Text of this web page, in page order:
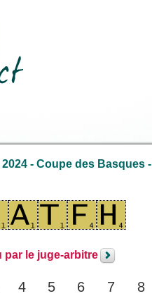
- Coupe des Basques
par le juge-arbitre
4 5 6 7 8